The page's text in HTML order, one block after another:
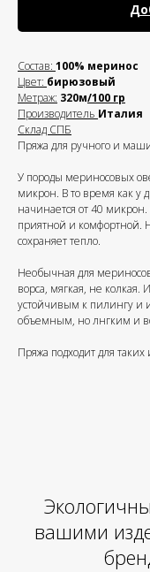
Состав: 100% меринос
Цвет: бирюзовый
Метраж: 320м/100 гр
Производитель Италия
Склад СПБ
Пряжа для ручного и
У породы мериносовых
микрон. В то время как у
начинается от 40 микрон.
приятной и комфортной.
сохраняет тепло.
Необычная для
ворса, мягкая, не
устойчивым к пилингу и
объемным, но лнгким и
Пряжа подходит для
вашими